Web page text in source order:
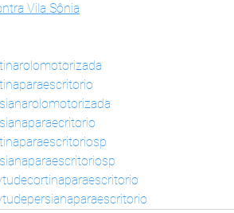
Vila Sônia